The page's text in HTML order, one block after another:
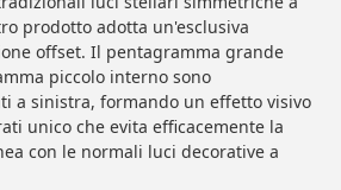
prodotto adotta un'esclusiva
offset. Il pentagramma grande
piccolo interno sono
a sinistra, formando un effetto visivo
unico che evita efficacemente la
con le normali luci decorative a